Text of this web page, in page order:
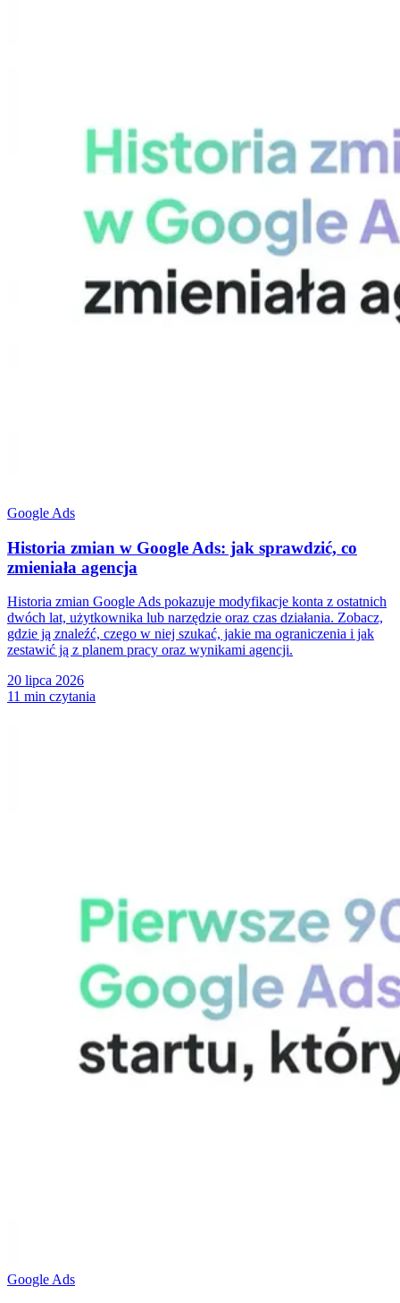
Google Ads
Historia zmian w Google Ads: jak sprawdzić, co
zmieniała agencja
Historia zmian Google Ads pokazuje modyfikacje konta z ostatnich
dwóch lat, użytkownika lub narzędzie oraz czas działania. Zobacz,
gdzie ją znaleźć, czego w niej szukać, jakie ma ograniczenia i jak
zestawić ją z planem pracy oraz wynikami agencji.
20 lipca 2026
11 min czytania
Google Ads